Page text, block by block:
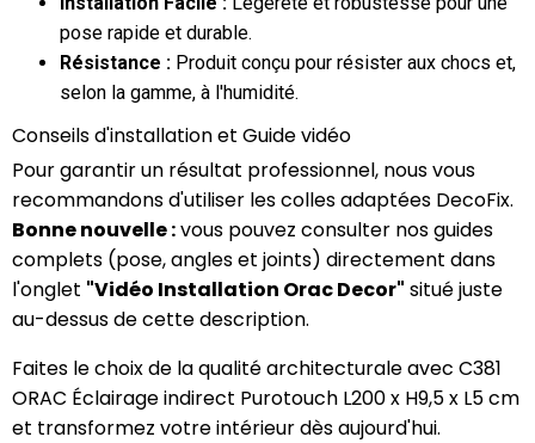
pose rapide et durable.
Résistance : Produit conçu pour résister aux chocs et,
selon la gamme, à l'humidité.
Conseils d'installation et Guide vidéo
Pour garantir un résultat professionnel, nous vous
recommandons d'utiliser les colles adaptées DecoFix.
Bonne nouvelle :vous pouvez consulter nos guides
complets (pose, angles et joints) directement dans
l'onglet "Vidéo Installation Orac Decor" situé juste
au-dessus de cette description.
Faites le choix de la qualité architecturale avec C381
ORAC Éclairage indirect Purotouch L200 x H9,5 x L5 cm
et transformez votre intérieur dès aujourd'hui.